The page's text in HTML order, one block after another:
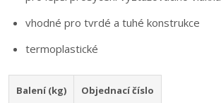
vhodné pro tvrdé a tuhé konstrukce
termoplastické
Balení (kg) Objednací číslo